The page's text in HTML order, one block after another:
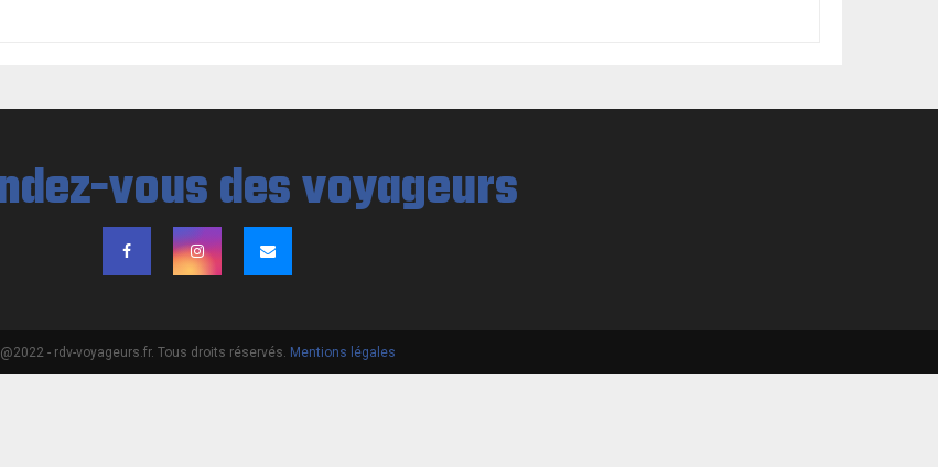
@2022 - rdv-voyageurs.fr. Tous droits réservés. Mentions légales